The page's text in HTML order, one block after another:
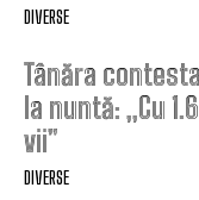
DIVERSE
Tânăra
la nuntă: „Cu
vii”
DIVERSE